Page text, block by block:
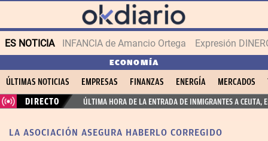
ES NOTICIA INFANCIA de Amancio Ortega Expresión
ECONOMÍA
ÚLTIMAS NOTICIAS EMPRESAS FINANZAS ENERGÍA MERCADOS
DIRECTO
ÚLTIMA HORA DE LA ENTRADA DE INMIGRANTES A CEUTA,
LA ASOCIACIÓN ASEGURA HABERLO CORREGIDO